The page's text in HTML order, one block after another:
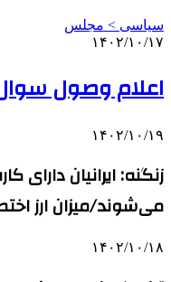
سیاسی > مجلس
۱۴۰۲/۱۰/۱۷
اعلام وصول
۱۴۰۲/۱۰/۱۹
زنگنه: ایرانیان دارای
می‌شوند/میزان ارز
۱۴۰۲/۱۰/۱۸